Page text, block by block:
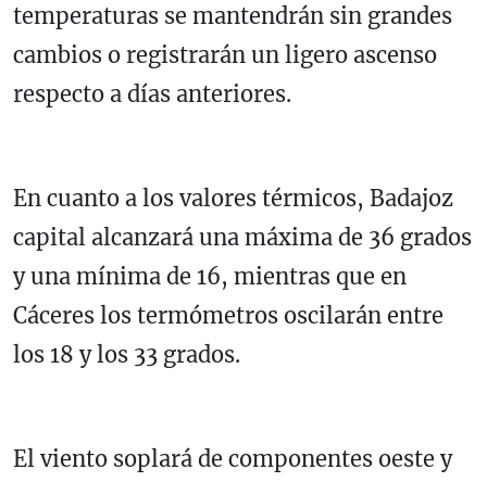
temperaturas se mantendrán sin grandes
cambios o registrarán un ligero ascenso
respecto a días anteriores.
En cuanto a los valores térmicos, Badajoz
capital alcanzará una máxima de 36 grados
y una mínima de 16, mientras que en
Cáceres los termómetros oscilarán entre
los 18 y los 33 grados.
El viento soplará de componentes oeste y